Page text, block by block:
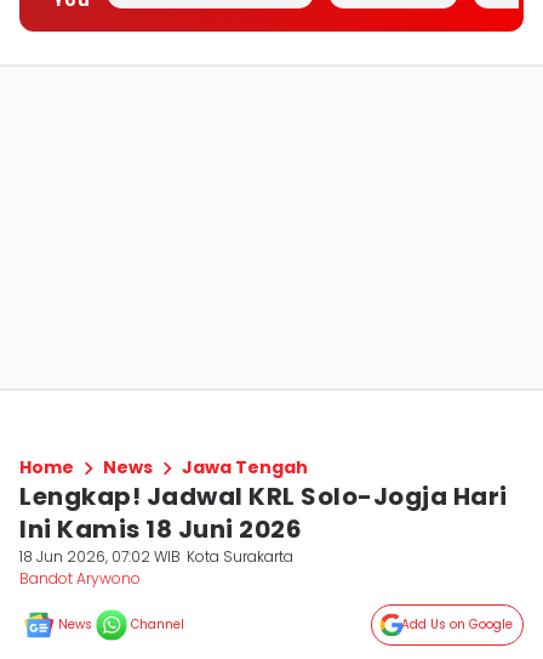
Home News Jawa Tengah
Lengkap! Jadwal KRL Solo-Jogja Hari
Ini Kamis 18 Juni 2026
18 Jun 2026, 07:02 WIB Kota Surakarta
Bandot Arywono
News Channel Add Us on Google